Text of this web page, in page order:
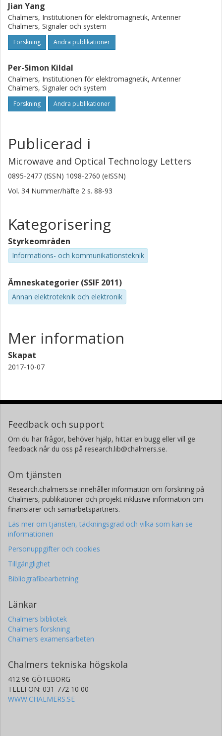
Jian Yang
Chalmers, Institutionen för elektromagnetik, Antenner
Chalmers, Signaler och system
Forskning Andra publikationer
Per-Simon Kildal
Chalmers, Institutionen för elektromagnetik, Antenner
Chalmers, Signaler och system
Forskning Andra publikationer
Publicerad i
Microwave and Optical Technology Letters
0895-2477 (ISSN) 1098-2760 (eISSN)
Vol. 34 Nummer/häfte 2 s. 88-93
Kategorisering
Styrkeområden
Informations- och kommunikationsteknik
Ämneskategorier (SSIF 2011)
Annan elektroteknik och elektronik
Mer information
Skapat
2017-10-07
Feedback och support
Om du har frågor, behöver hjälp, hittar en bugg eller vill ge
feedback når du oss på research.lib@chalmers.se.
Om tjänsten
Research.chalmers.se innehåller information om forskning på
Chalmers, publikationer och projekt inklusive information om
finansiärer och samarbetspartners.
Läs mer om tjänsten, täckningsgrad och vilka som kan se
informationen
Personuppgifter och cookies
Tillgänglighet
Bibliografibearbetning
Länkar
Chalmers bibliotek
Chalmers forskning
Chalmers examensarbeten
Chalmers tekniska högskola
412 96 GÖTEBORG
TELEFON: 031-772 10 00
WWW.CHALMERS.SE